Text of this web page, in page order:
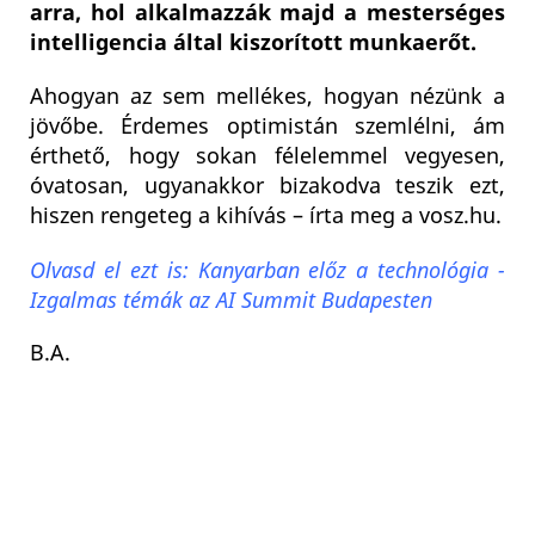
arra, hol alkalmazzák majd a mesterséges
intelligencia által kiszorított munkaerőt.
Ahogyan az sem mellékes, hogyan nézünk a
jövőbe. Érdemes optimistán szemlélni, ám
érthető, hogy sokan félelemmel vegyesen,
óvatosan, ugyanakkor bizakodva teszik ezt,
hiszen rengeteg a kihívás – írta meg a vosz.hu.
Olvasd el ezt is: Kanyarban előz a technológia -
Izgalmas témák az AI Summit Budapesten
B.A.